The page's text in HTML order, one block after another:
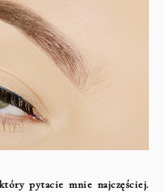
pytacie mnie najczęściej.